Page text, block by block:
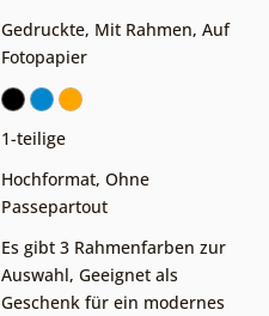
Gedruckte, Mit Rahmen, Auf
Fotopapier
1-teilige
Hochformat, Ohne
Passepartout
Es gibt 3 Rahmenfarben zur
Auswahl, Geeignet als
Geschenk für ein modernes